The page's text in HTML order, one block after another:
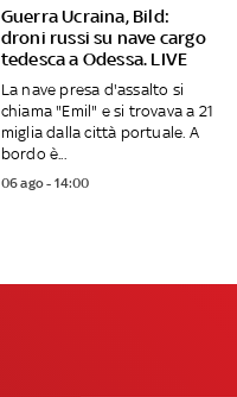
Guerra Ucraina, Bild:
droni russi su nave cargo
tedesca a Odessa. LIVE
La nave presa d'assalto si
chiama "Emil" e si trovava a 21
miglia dalla città portuale. A
bordo è...
06 ago - 14:00